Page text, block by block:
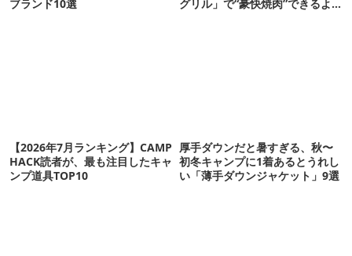
ブランド10選
グリル」で“豪快焼肉”できるよ
【2026年7月ランキング】CAMP
HACK読者が、最も注目したキャ
ンプ道具TOP10
厚手ダウンだと暑すぎる、秋〜
初冬キャンプに1着あるとうれし
い「薄手ダウンジャケット」9選